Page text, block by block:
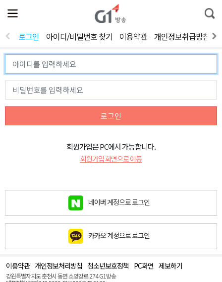
전
체
뉴
열
통
합
색
로그인 아이디/비밀번호 찾기 이용약관 개인정보취급방침
로그인
회원가입은 PC에서 가능합니다.
회원가입 화면으로 이동
네이버 계정으로 로그인
카카오 계정으로 로그인
이용약관 개인정보처리방침 청소년보호정책 PC화면 제보하기
강원특별자치도 춘천시 동면 소양강로 274 G1방송